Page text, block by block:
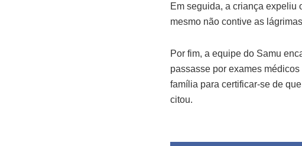
Em seguida, a criança expeliu
mesmo não contive as
Por fim, a equipe do Samu
passasse por exames
família para certificar-se de
citou.